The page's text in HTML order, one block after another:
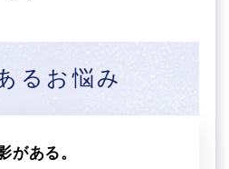
るお悩み
がある。